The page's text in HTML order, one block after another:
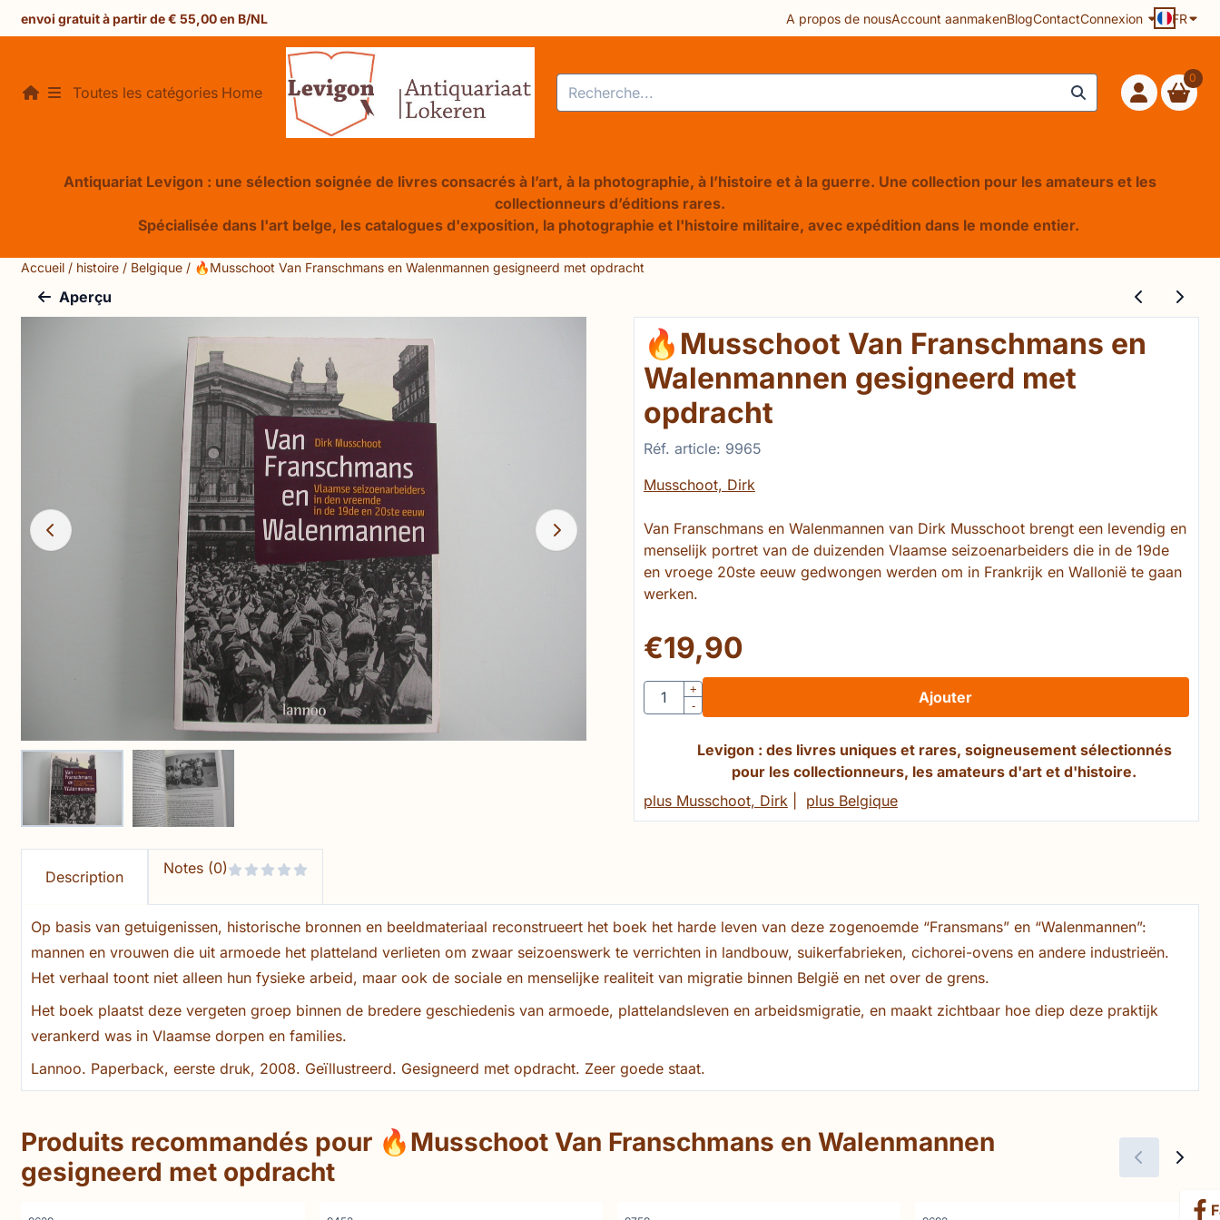
Préférences de cookies disponibles. Choisissez les paramètres ou autorisez tous les cookies.
envoi gratuit à partir de € 55,00 en B/NL A propos de nousAccount aanmakenBlogContactConnexion FR
Toutes les catégories Home Rechercher 0
Antiquariat Levigon : une sélection soignée de livres consacrés à l’art, à la photographie, à l’histoire et à la guerre. Une collection pour les amateurs et les
collectionneurs d’éditions rares.
Spécialisée dans l'art belge, les catalogues d'exposition, la photographie et l'histoire militaire, avec expédition dans le monde entier.
Accueil / histoire / Belgique / 🔥Musschoot Van Franschmans en Walenmannen gesigneerd met opdracht
Aperçu
🔥Musschoot Van Franschmans en
Walenmannen gesigneerd met
opdracht
Réf. article: 9965
Musschoot, Dirk
Van Franschmans en Walenmannen van Dirk Musschoot brengt een levendig en
menselijk portret van de duizenden Vlaamse seizoenarbeiders die in de 19de
en vroege 20ste eeuw gedwongen werden om in Frankrijk en Wallonië te gaan
werken.
€19,90
Quantité
+
-
Ajouter
Levigon : des livres uniques et rares, soigneusement sélectionnés
pour les collectionneurs, les amateurs d'art et d'histoire.
plus Musschoot, Dirk| plus Belgique
Description Notes (0)
Op basis van getuigenissen, historische bronnen en beeldmateriaal reconstrueert het boek het harde leven van deze zogenoemde “Fransmans” en “Walenmannen”:
mannen en vrouwen die uit armoede het platteland verlieten om zwaar seizoenswerk te verrichten in landbouw, suikerfabrieken, cichorei-ovens en andere industrieën.
Het verhaal toont niet alleen hun fysieke arbeid, maar ook de sociale en menselijke realiteit van migratie binnen België en net over de grens.
Het boek plaatst deze vergeten groep binnen de bredere geschiedenis van armoede, plattelandsleven en arbeidsmigratie, en maakt zichtbaar hoe diep deze praktijk
verankerd was in Vlaamse dorpen en families.
Lannoo. Paperback, eerste druk, 2008. Geïllustreerd. Gesigneerd met opdracht. Zeer goede staat.
Produits recommandés pour 🔥Musschoot Van Franschmans en Walenmannen
gesigneerd met opdracht